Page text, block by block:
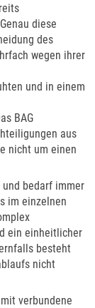
diese
des
wegen ihrer
und in einem
BAG
aus
nicht um einen
bedarf immer
im einzelnen
ein einheitlicher
besteht
nicht
verbundene